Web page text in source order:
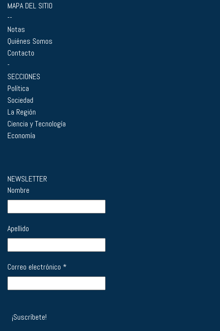
MAPA DEL SITIO
--
Notas
Quiénes Somos
Contacto
-
SECCIONES
Política
Sociedad
La Región
Ciencia y Tecnología
Economía
NEWSLETTER
Nombre
Apellido
Correo electrónico *